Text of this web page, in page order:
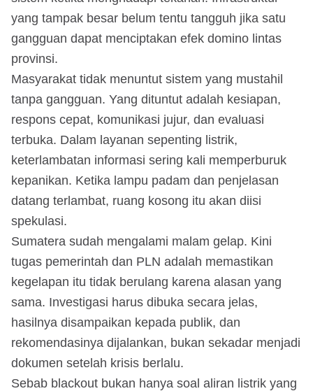
yang tampak besar belum tentu tangguh jika satu
gangguan dapat menciptakan efek domino lintas
provinsi.
Masyarakat tidak menuntut sistem yang mustahil
tanpa gangguan. Yang dituntut adalah kesiapan,
respons cepat, komunikasi jujur, dan evaluasi
terbuka. Dalam layanan sepenting listrik,
keterlambatan informasi sering kali memperburuk
kepanikan. Ketika lampu padam dan penjelasan
datang terlambat, ruang kosong itu akan diisi
spekulasi.
Sumatera sudah mengalami malam gelap. Kini
tugas pemerintah dan PLN adalah memastikan
kegelapan itu tidak berulang karena alasan yang
sama. Investigasi harus dibuka secara jelas,
hasilnya disampaikan kepada publik, dan
rekomendasinya dijalankan, bukan sekadar menjadi
dokumen setelah krisis berlalu.
Sebab blackout bukan hanya soal aliran listrik yang